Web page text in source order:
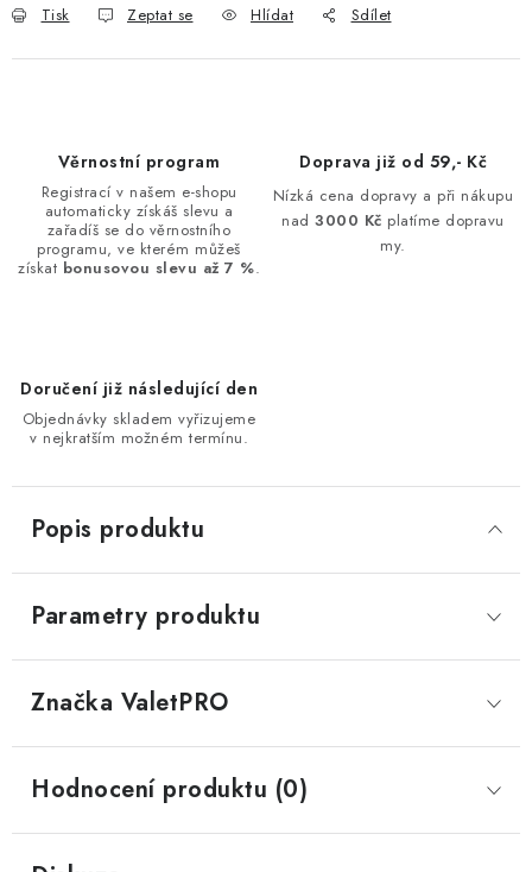
Tisk Zeptat se Hlídat Sdílet
Věrnostní program
Registrací v našem e-shopu
automaticky získáš slevu a
zařadíš se do věrnostního
programu, ve kterém můžeš
získat bonusovou slevu až 7 %.
Doprava již od 59,- Kč
Nízká cena dopravy a při nákupu
nad3000 Kč platíme dopravu
my.
Doručení již následující den
Objednávky skladem vyřizujeme
v nejkratším možném termínu.
Popis produktu
Parametry produktu
Značka ValetPRO
Hodnocení produktu (0)